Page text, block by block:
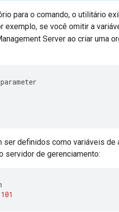
para o comando, o utilitário
exemplo, se você omitir a
Server ao criar uma
parameter
ser definidos como variáveis
servidor de gerenciamento: